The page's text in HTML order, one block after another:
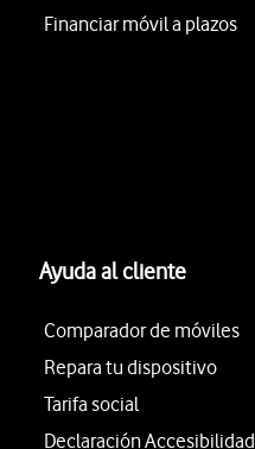
Financiar móvil a plazos
Ayuda al cliente
Comparador de móviles
Repara tu dispositivo
Tarifa social
Declaración Accesibilidad